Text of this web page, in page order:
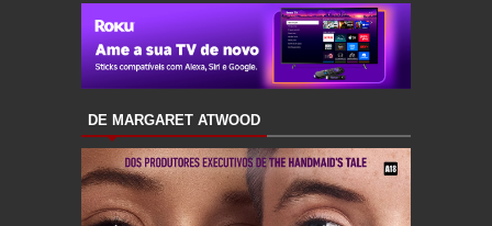
DE MARGARET ATWOOD